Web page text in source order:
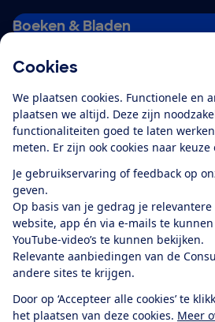
Cookies
We plaatsen cookies. Functionele en
plaatsen we altijd. Deze zijn
functionaliteiten goed te laten
meten. Er zijn ook cookies naar keuze
Je gebruikservaring of feedback op
geven.
Op basis van je gedrag je
website, app én via e-mails te
YouTube-video’s te kunnen bekijken.
Relevante aanbiedingen van de
andere sites te krijgen.
Door op ‘Accepteer alle cookies’ te
het plaatsen van deze cookies. Meer
Boeken & Bladen
Alles over de
app
Algemene Voorwaarden
Cookiebeleid
Privacyvoorkeuren
Toegankelijkheid
RSS-feed nieuws
Facebook
Twitter